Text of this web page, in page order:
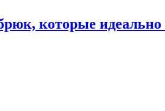
которые идеально